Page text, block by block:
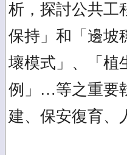
析，探討公共工
保持」和「邊坡
壞模式」、「植
例」…等之重要
建、保安復育、